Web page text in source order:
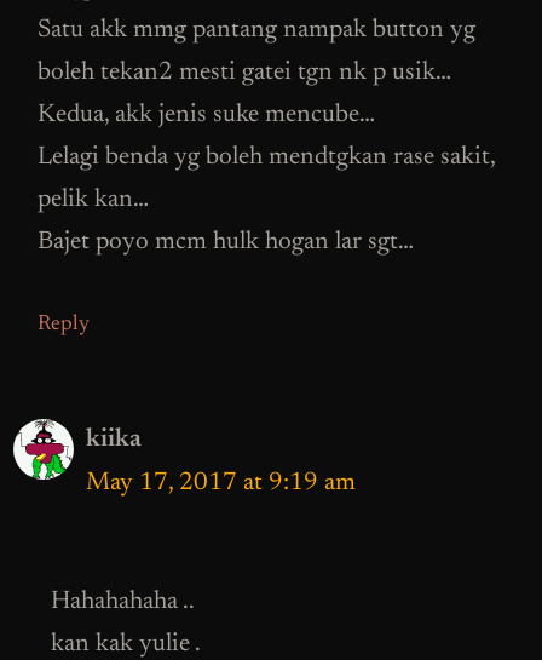
Satu akk mmg pantang nampak button yg
boleh tekan2 mesti gatei tgn nk p usik…
Kedua, akk jenis suke mencube…
Lelagi benda yg boleh mendtgkan rase sakit,
pelik kan…
Bajet poyo mcm hulk hogan lar sgt…
Reply
kiika
May 17, 2017 at 9:19 am
Hahahahaha ..
kan kak yulie .